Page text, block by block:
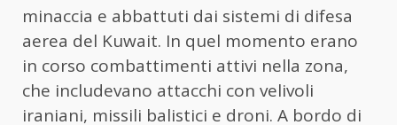
minaccia e abbattuti dai sistemi di difesa
aerea del Kuwait. In quel momento erano
in corso combattimenti attivi nella zona,
che includevano attacchi con velivoli
iraniani, missili balistici e droni. A bordo di